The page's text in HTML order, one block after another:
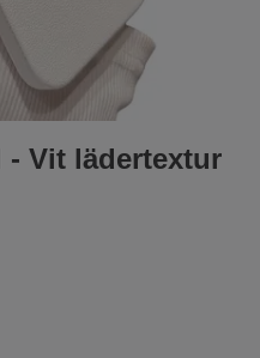
- Vit lädertextur